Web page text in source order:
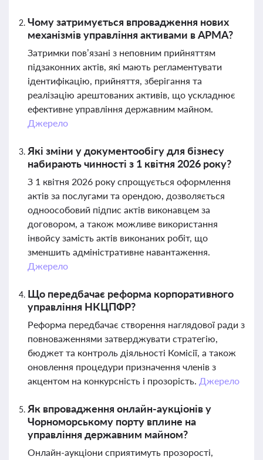
Чому затримується впровадження нових
механізмів управління активами в АРМА?
Затримки пов’язані з неповним прийняттям
підзаконних актів, які мають регламентувати
ідентифікацію, прийняття, зберігання та
реалізацію арештованих активів, що ускладнює
ефективне управління державним майном.
Джерело
Які зміни у документообігу для бізнесу
набирають чинності з 1 квітня 2026 року?
З 1 квітня 2026 року спрощується оформлення
актів за послугами та орендою, дозволяється
одноособовий підпис актів виконавцем за
договором, а також можливе використання
інвойсу замість актів виконаних робіт, що
зменшить адміністративне навантаження.
Джерело
Що передбачає реформа корпоративного
управління НКЦПФР?
Реформа передбачає створення наглядової ради з
повноваженнями затверджувати стратегію,
бюджет та контроль діяльності Комісії, а також
оновлення процедури призначення членів з
акцентом на конкурсність і прозорість. Джерело
Як впровадження онлайн-аукціонів у
Чорноморському порту вплине на
управління державним майном?
Онлайн-аукціони сприятимуть прозорості,